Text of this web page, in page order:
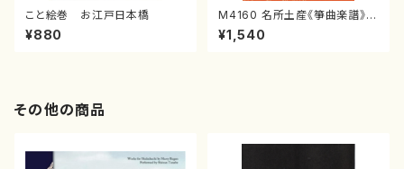
こと絵巻 お江戸日本橋
¥880
M4160 名所土産《箏曲楽譜》
（箏/宮城喜代子・宮城数江著・
宮城宗家監修/箏曲古典楽譜）
¥1,540
その他の商品